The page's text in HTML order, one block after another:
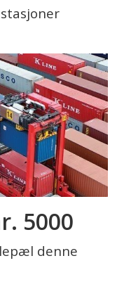
5000
denne